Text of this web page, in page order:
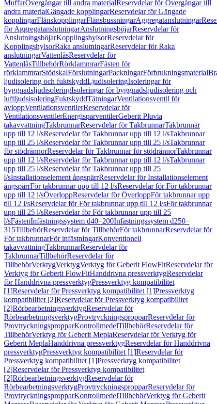
MuffarÖvergångar till andra materialReservdelar för Övergångar till
andra materialGängade kopplingarReservdelar för Gängade
kopplingarFlänskopplingarFlänsbussningarAggregatanslutningar
för AggregatanslutningarAnslutningsböjarReservdelar för
AnslutningsböjarKopplingshylsorReservdelar för
KopplingshylsorRaka anslutningarReservdelar för Raka
anslutningarVattenlåsReservdelar för
VattenlåsTillbehörRörklammrarFästen för
rörklammrarStödskalFörslutningarPackningarFörbrukningsmaterial
ljudisolering och fuktskyddLjudisoleringIsoleringar för
byggnadsljudisoleringIsoleringar för byggnadsljudisolering och
luftljudsisoleringFuktskyddTätningarVentilationsventil för
avloppVentilationsventilerReservdelar för
VentilationsventilerEnergisparventilerGeberit Pluvia
takavvattningTakbrunnarReservdelar för TakbrunnarTakbrunnar
upp till 12 l/sReservdelar för Takbrunnar upp till 12 l/sTakbrunnar
upp till 25 l/sReservdelar för Takbrunnar upp till 25 l/sTakbrunnar
för stödrännorReservdelar för Takbrunnar för stödrännorTakbrunnar
upp till 12 l/sReservdelar för Takbrunnar upp till 12 l/sTakbrunnar
upp till 25 l/sReservdelar för Takbrunnar upp till 25
l/sInstallationselement ångspärrReservdelar för Installationselement
ångspärrFör takbrunnar upp till 12 l/sReservdelar för För takbrunnar
upp till 12 l/sÖverloppReservdelar för ÖverloppFör takbrunnar upp
till 12 l/sReservdelar för För takbrunnar upp till 12 l/sFör takbrunnar
upp till 25 l/sReservdelar för För takbrunnar upp till 25
l/sFästenInfästningssystem d40–200Infästningssystem d250–
315TillbehörReservdelar för TillbehörFör takbrunnarReservdelar för
För takbrunnarFör infästningarKonventionell
takavvattningTakbrunnarReservdelar för
TakbrunnarTillbehörReservdelar för
TillbehörVerktygVerktygVerktyg för Geberit FlowFitReservdelar för
Verktyg för Geberit FlowFitHanddrivna pressverktygReservdelar
för Handdrivna pressverktygPressverktyg kompatibilitet
[1]Reservdelar för Pressverktyg kompatibilitet [1]Pressverktyg
kompatibilitet [2]Reservdelar för Pressverktyg kompatibilitet
[2]RörbearbetningsverktygReservdelar för
RörbearbetningsverktygProvtryckningspropparReservdelar för
ProvtryckningspropparKontrollmedelTillbehörReservdelar för
TillbehörVerktyg för Geberit MeplaReservdelar för Verktyg för
Geberit MeplaHanddrivna pressverktygReservdelar för Handdrivna
pressverktygPressverktyg kompatibilitet [1]Reservdelar för
Pressverktyg kompatibilitet [1]Pressverktyg kompatibilitet
[2]Reservdelar för Pressverktyg kompatibilitet
[2]RörbearbetningsverktygReservdelar för
RörbearbetningsverktygProvtryckningspropparReservdelar för
ProvtryckningspropparKontrollmedelTillbehörVerktyg för Geberit